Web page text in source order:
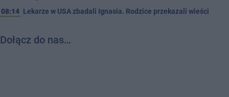
08:14 Lekarze w USA zbadali Ignasia. Rodzice przekazali wieści
Dołącz do nas…